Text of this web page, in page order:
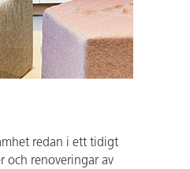
redan i ett tidigt
och renoveringar av